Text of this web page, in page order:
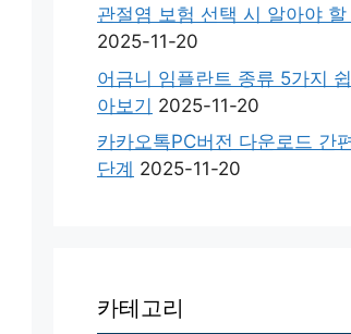
관절염 보험 선택 시 알아야 할
2025-11-20
어금니 임플란트 종류 5가지
아보기 2025-11-20
카카오톡PC버전 다운로드 간
단계 2025-11-20
카테고리